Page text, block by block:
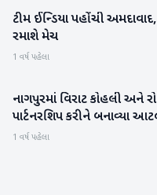
રમતગમત
ટીમ ઈન્ડિયા પહોંચી અમદાવાદ,
રમાશે મેચ
1 વર્ષ પહેલા
રમતગમત
નાગપુરમાં વિરાટ કોહલી અને
પાર્ટનરશિપ કરીને બનાવ્યા
1 વર્ષ પહેલા